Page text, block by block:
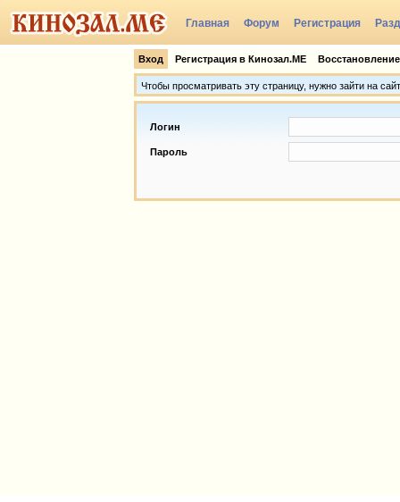
Главная Форум Регистрация
Вход Регистрация в Кинозал.МЕ
Чтобы просматривать эту страницу, нужно зайти на сайт
Логин
Пароль